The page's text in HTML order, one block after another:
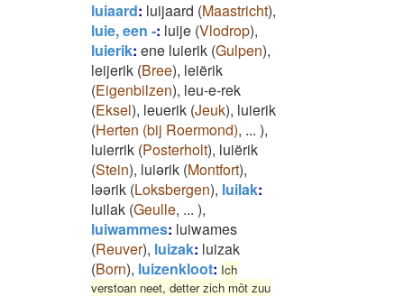
luiaard: luijaard (Maastricht),
luie, een -: luije (Vlodrop),
luierik: ene luierik (Gulpen),
leijerik (Bree), leiërik
(Eigenbilzen), leu-e-rek
(Eksel), leuerik (Jeuk), luierik
(Herten (bij Roermond), ... ),
luierrik (Posterholt), luiërik
(Stein), luiərik (Montfort),
ləərik (Loksbergen), luilak:
luilak (Geulle, ... ),
luiwammes: luiwames
(Reuver), luizak: luizak
(Born), luizenkloot: Ich
verstoan neet, detter zich möt zuu